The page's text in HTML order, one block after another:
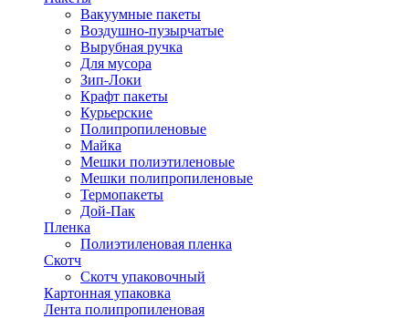
Вакуумные пакеты
Воздушно-пузырчатые
Вырубная ручка
Для мусора
Зип-Локи
Крафт пакеты
Курьерские
Полипропиленовые
Майка
Мешки полиэтиленовые
Мешки полипропиленовые
Термопакеты
Дой-Пак
Пленка
Полиэтиленовая пленка
Скотч
Скотч упаковочный
Картонная упаковка
Лента полипропиленовая